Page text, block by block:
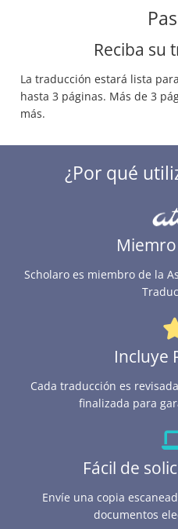
Reciba su
La traducción estará lista
hasta 3 páginas. Más de 3
más.
¿Por qué
Scholaro es miembro de la
Incluye
Cada traducción es
finalizada para
Fácil de
Envíe una copia
documentos